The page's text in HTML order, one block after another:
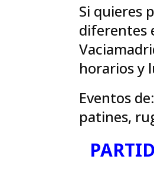
Si quieres
diferentes
horarios y
Eventos
patines,